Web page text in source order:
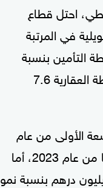
احتل قطاع
التحويلية في المرتبة
وأنشطة التأمين بنسبة
بلغت 12.1 بالمئة، فيما بلغت مساهمة قطاع التشييد والبناء 11.7 بالمئة، والأنشطة العقارية 7.6
الأولى من عام
2024، إلى 1.486 تريليون درهم، مسجلة نمواً بنسبة 6 بالمئة، مقارنة بالفترة عينها من عام 2023، أما
المحلي الإجمالي غير النفطي، بالأسعار الجارية، فبلغت حوالي 1.137 تريليون درهم بنسبة نمو